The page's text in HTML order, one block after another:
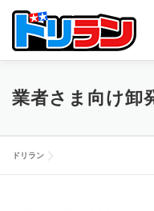
TOP ABOUT US
業者さま向け卸
ドリラン